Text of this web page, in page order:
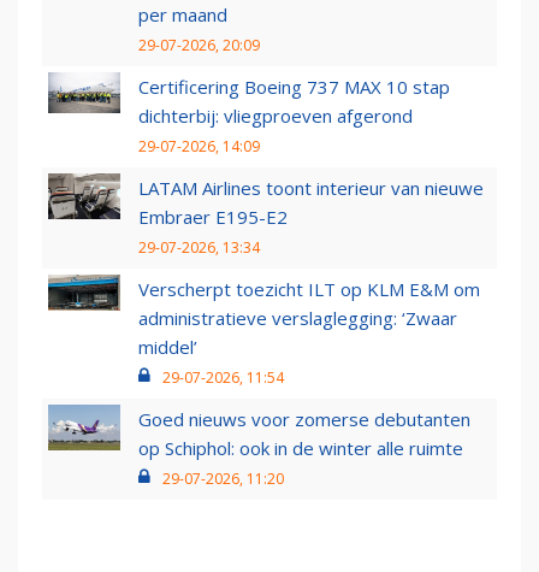
per maand
29-07-2026, 20:09
Certificering Boeing 737 MAX 10 stap
dichterbij: vliegproeven afgerond
29-07-2026, 14:09
LATAM Airlines toont interieur van nieuwe
Embraer E195-E2
29-07-2026, 13:34
Verscherpt toezicht ILT op KLM E&M om
administratieve verslaglegging: ‘Zwaar
middel’
29-07-2026, 11:54
Goed nieuws voor zomerse debutanten
op Schiphol: ook in de winter alle ruimte
29-07-2026, 11:20